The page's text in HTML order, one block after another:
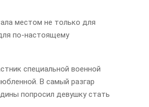
местом не только для
по-настоящему
специальной военной
В самый разгар
попросил девушку стать